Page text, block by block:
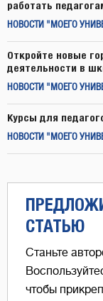
работать
НОВОСТИ "МОЕГО
Откройте новые
деятельности в
НОВОСТИ "МОЕГО
Курсы для
НОВОСТИ "МОЕГО
СТАТЬЮ
Станьте
чтобы